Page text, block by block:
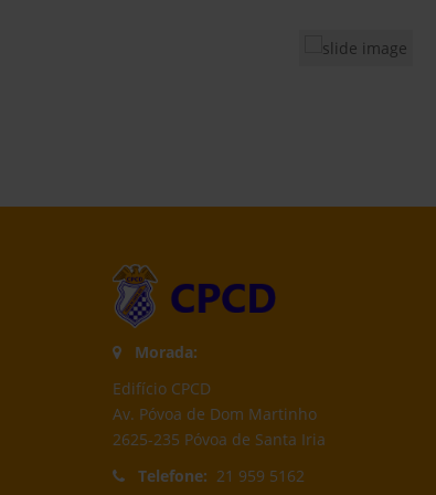
Morada:
Edifício CPCD
Av. Póvoa de Dom Martinho
2625-235 Póvoa de Santa Iria
Telefone: 21 959 5162